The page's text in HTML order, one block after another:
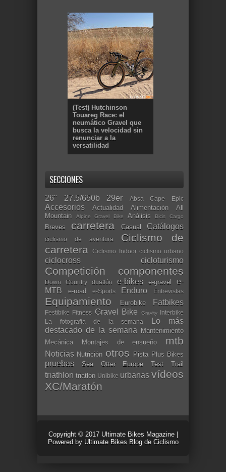
(Test) Hutchinson
Touareg Race: el
neumático Gravel que
busca la velocidad sin
renunciar a la
versatilidad
SECCIONES
26" 27.5/650b 29er Absa Cape Epic
Accesorios Actualidad Alimentación
All
Mountain
Alpine Gravel Bike Análisis Bicis Cargo
Breves carretera Casual Catálogos
ciclismo de aventura
Ciclismo de
carretera
Ciclismo Indoor ciclismo urbano
ciclocross cicloturismo
Competición componentes
Down Country duatlón e-bikes e-gravel
e-
MTB
e-road e-Sports Enduro Entrevistas
Equipamiento Eurobike Fatbikes
Festibike Fitness Gravel Bike Gravity Interbike
La fotografía de la semana
Lo más
destacado de la semana Mantenimiento
Mecánica
Montajes de ensueño mtb
Noticias Nutrición otros Pista Plus Bikes
pruebas Sea Otter Europe Test Trail
triathlon triatlón Unibike urbanas vídeos
XC/Maratón
Copyright © 2017 Ultimate Bikes Magazine|
Powered by Ultimate Bikes Blog de Ciclismo